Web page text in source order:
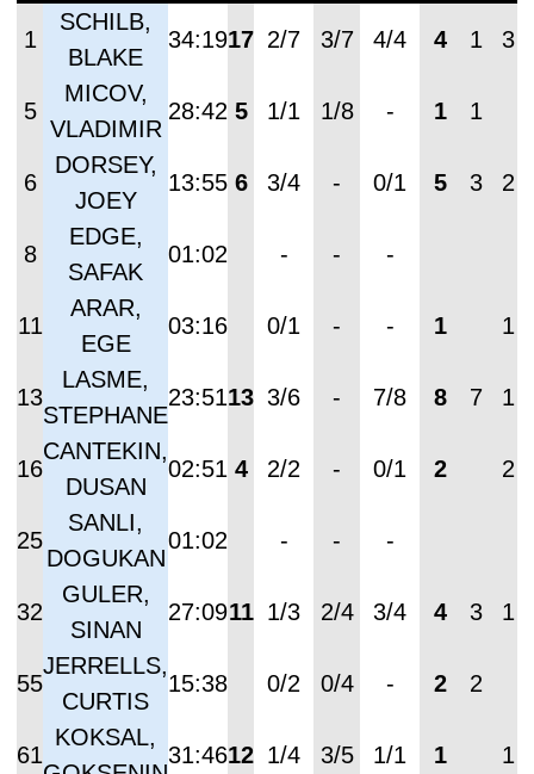
1
SCHILB,
BLAKE
34:1917 2/7 3/7 4/4 4 1 3
5
MICOV,
VLADIMIR
28:42 5 1/1 1/8 - 1 1
6
DORSEY,
JOEY
13:55 6 3/4 - 0/1 5 3 2
8
EDGE,
SAFAK
01:02 - - -
11
ARAR,
EGE
03:16 0/1 - - 1 1
13
LASME,
STEPHANE
23:5113 3/6 - 7/8 8 7 1
16
CANTEKIN,
DUSAN
02:51 4 2/2 - 0/1 2 2
25
SANLI,
DOGUKAN
01:02 - - -
32
GULER,
SINAN
27:0911 1/3 2/4 3/4 4 3 1
55
JERRELLS,
CURTIS
15:38 0/2 0/4 - 2 2
61
KOKSAL,
31:4612 1/4 3/5 1/1 1 1